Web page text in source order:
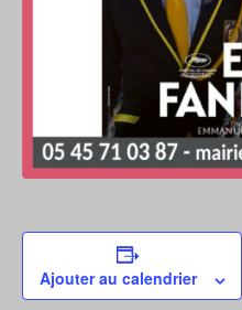
Ajouter au calendrier